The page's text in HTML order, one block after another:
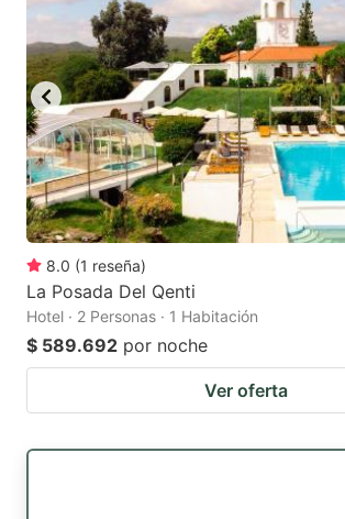
8.0 (1 reseña)
La Posada Del Qenti
Hotel · 2 Personas · 1 Habitación
$ 589.692 por noche
Ver oferta